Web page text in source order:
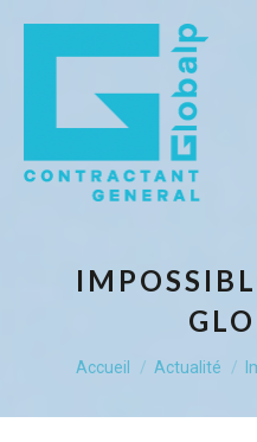
Vous êtes ici :
Accueil Actualité